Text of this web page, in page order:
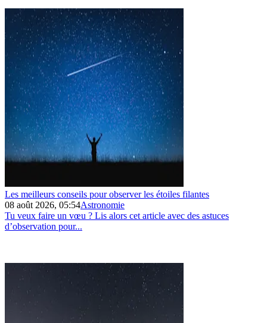
Les meilleurs conseils pour observer les étoiles filantes
08 août 2026, 05:54Astronomie
Tu veux faire un vœu ? Lis alors cet article avec des astuces
d’observation pour...